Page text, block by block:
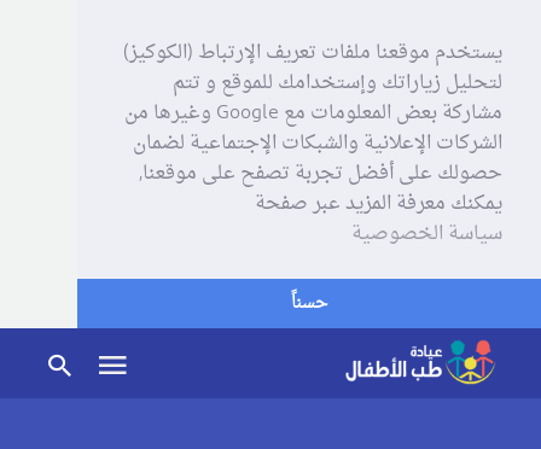
يستخدم موقعنا ملفات تعريف الإرتباط (الكوكيز)
لتحليل زياراتك وإستخدامك للموقع و تتم
مشاركة بعض المعلومات مع Google وغيرها من
الشركات الإعلانية والشبكات الإجتماعية لضمان
حصولك على أفضل تجربة تصفح على موقعنا,
يمكنك معرفة المزيد عبر صفحة
سياسة الخصوصية
حسناً